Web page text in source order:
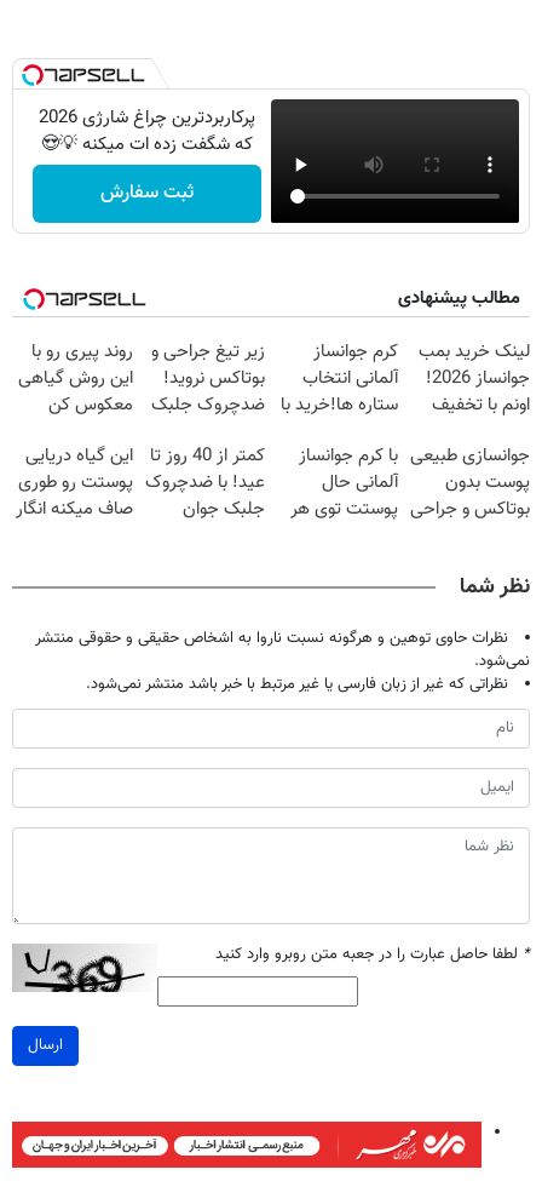
پرکاربردترین چراغ شارژی 2026
که شگفت زده ات میکنه 💡😍
ثبت سفارش
مطالب پیشنهادی
لینک خرید بمب
جوانساز 2026!
اونم با تخفیف
کرم جوانساز
آلمانی انتخاب
ستاره ها!خرید با
زیر تیغ جراحی و
بوتاکس نروید!
ضدچروک جلبک
روند پیری رو با
این روش گیاهی
معکوس کن
جوانسازی طبیعی
پوست بدون
بوتاکس و جراحی
با کرم جوانساز
آلمانی حال
پوستت توی هر
کمتر از 40 روز تا
عید! با ضدچروک
جلبک جوان
این گیاه دریایی
پوستت رو طوری
صاف میکنه انگار
نظر شما
نظرات حاوی توهین و هرگونه نسبت ناروا به اشخاص حقیقی و حقوقی منتشر
نمی‌شود.
نظراتی که غیر از زبان فارسی یا غیر مرتبط با خبر باشد منتشر نمی‌شود.
* لطفا حاصل عبارت را در جعبه متن روبرو وارد کنید
ارسال